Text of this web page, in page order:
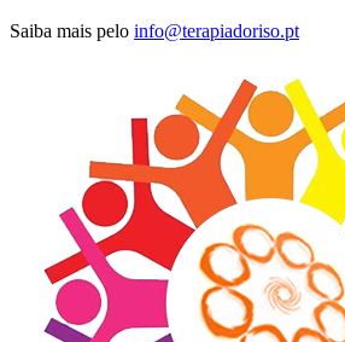
Saiba mais pelo info@terapiadoriso.pt